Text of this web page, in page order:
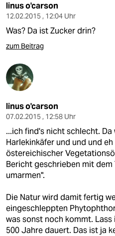
linus o'carson
12.02.2015 , 12:04 Uhr
Was? Da ist Zucker drin?
zum Beitrag
linus o'carson
07.02.2015 , 12:58 Uhr
...ich find's nicht schlecht.
Harlekinkäfer und und und
östereichischer
Bericht geschrieben mit dem
umarmen".
Die Natur wird damit fertig
eingeschleppten
was sonst noch kommt. Lass
500 Jahre dauert. Das ist ja